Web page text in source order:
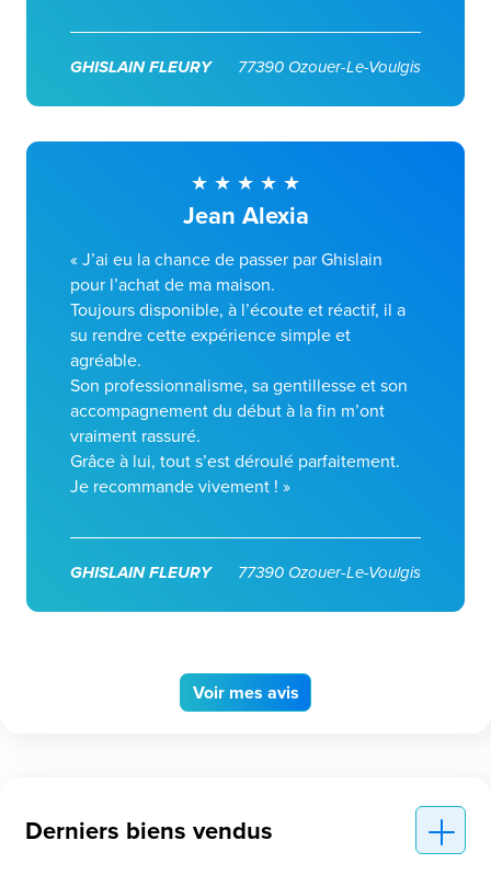
Voir mes avis
GHISLAIN FLEURY 77390 Ozouer-Le-Voulgis
Jean Alexia
« J’ai eu la chance de passer par Ghislain
pour l’achat de ma maison.
Toujours disponible, à l’écoute et réactif, il a
su rendre cette expérience simple et
agréable.
Son professionnalisme, sa gentillesse et son
accompagnement du début à la fin m’ont
vraiment rassuré.
Grâce à lui, tout s’est déroulé parfaitement.
Je recommande vivement ! »
GHISLAIN FLEURY 77390 Ozouer-Le-Voulgis
Derniers biens vendus